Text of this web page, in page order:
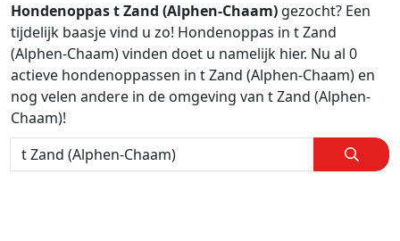
Hondenoppas t Zand (Alphen-Chaam) gezocht? Een
tijdelijk baasje vind u zo! Hondenoppas in t Zand
(Alphen-Chaam) vinden doet u namelijk hier. Nu al 0
actieve hondenoppassen in t Zand (Alphen-Chaam) en
nog velen andere in de omgeving van t Zand (Alphen-
Chaam)!